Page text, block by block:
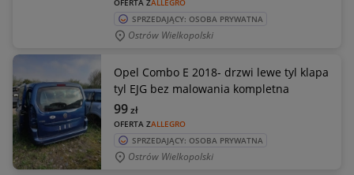
OFERTA ZALLEGRO
SPRZEDAJĄCY: OSOBA PRYWATNA
Ostrów Wielkopolski
Opel Combo E 2018- drzwi lewe tyl klapa
tyl EJG bez malowania kompletna
OFERTA ZALLEGRO
99zł
SPRZEDAJĄCY: OSOBA PRYWATNA
Ostrów Wielkopolski